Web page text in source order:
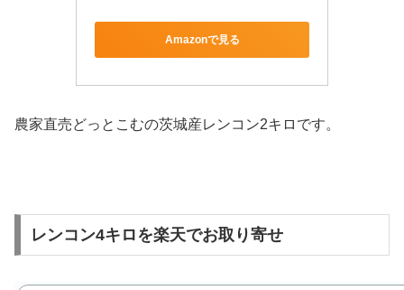
Amazonで見る
農家直売どっとこむの茨城産レンコン2キロです。
レンコン4キロを楽天でお取り寄せ